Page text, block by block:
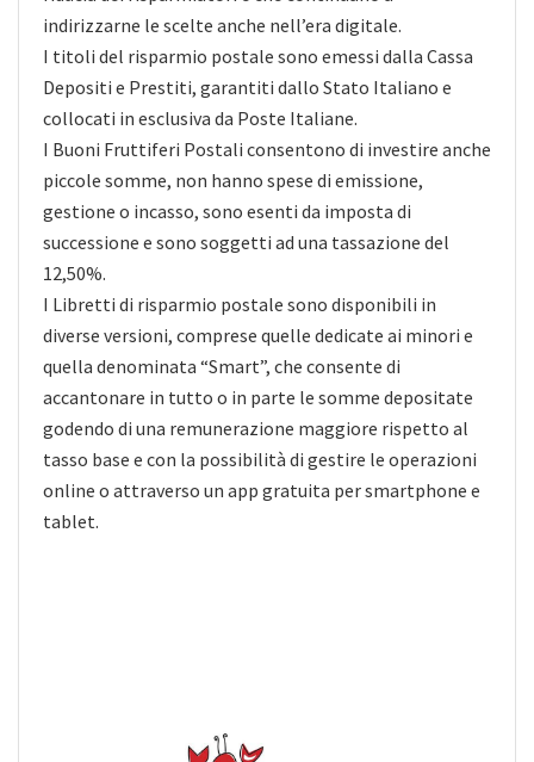
indirizzarne le scelte anche nell’era digitale.
I titoli del risparmio postale sono emessi dalla Cassa
Depositi e Prestiti, garantiti dallo Stato Italiano e
collocati in esclusiva da Poste Italiane.
I Buoni Fruttiferi Postali consentono di investire anche
piccole somme, non hanno spese di emissione,
gestione o incasso, sono esenti da imposta di
successione e sono soggetti ad una tassazione del
12,50%.
I Libretti di risparmio postale sono disponibili in
diverse versioni, comprese quelle dedicate ai minori e
quella denominata “Smart”, che consente di
accantonare in tutto o in parte le somme depositate
godendo di una remunerazione maggiore rispetto al
tasso base e con la possibilità di gestire le operazioni
online o attraverso un app gratuita per smartphone e
tablet.